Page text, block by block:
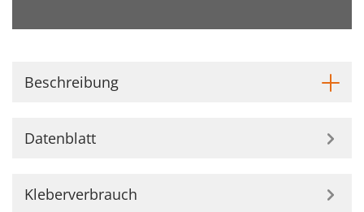
Beschreibung
Datenblatt
Kleberverbrauch